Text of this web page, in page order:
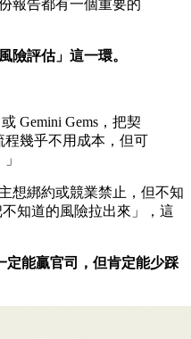
報告都有一個重要的
險評估」這一環。
Gemini Gems，把契
幾乎不用成本，但可
想綁約或競業禁止，但不知
知道的風險拉出來」，這
能贏官司，但肯定能少踩